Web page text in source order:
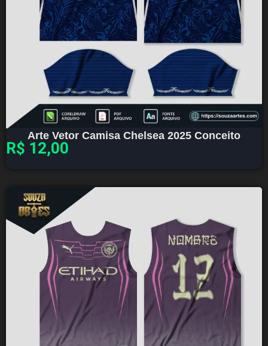
Arte Vetor Camisa Chelsea 2025 Conceito
R$ 12,00